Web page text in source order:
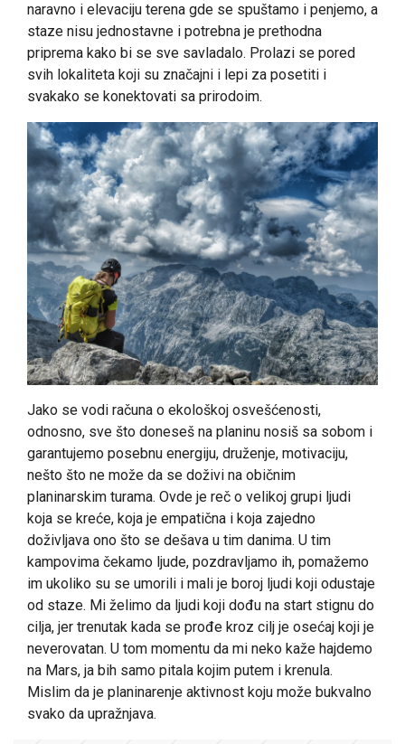
naravno i elevaciju terena gde se spuštamo i penjemo, a
staze nisu jednostavne i potrebna je prethodna
priprema kako bi se sve savladalo. Prolazi se pored
svih lokaliteta koji su značajni i lepi za posetiti i
svakako se konektovati sa prirodoim.
Jako se vodi računa o ekološkoj osvešćenosti,
odnosno, sve što doneseš na planinu nosiš sa sobom i
garantujemo posebnu energiju, druženje, motivaciju,
nešto što ne može da se doživi na običnim
planinarskim turama. Ovde je reč o velikoj grupi ljudi
koja se kreće, koja je empatična i koja zajedno
doživljava ono što se dešava u tim danima. U tim
kampovima čekamo ljude, pozdravljamo ih, pomažemo
im ukoliko su se umorili i mali je boroj ljudi koji odustaje
od staze. Mi želimo da ljudi koji dođu na start stignu do
cilja, jer trenutak kada se prođe kroz cilj je osećaj koji je
neverovatan. U tom momentu da mi neko kaže hajdemo
na Mars, ja bih samo pitala kojim putem i krenula.
Mislim da je planinarenje aktivnost koju može bukvalno
svako da upražnjava.